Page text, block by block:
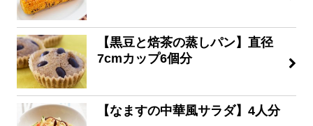
【黒豆と焙茶の蒸しパン】直径
7cmカップ6個分
【なますの中華風サラダ】4人分